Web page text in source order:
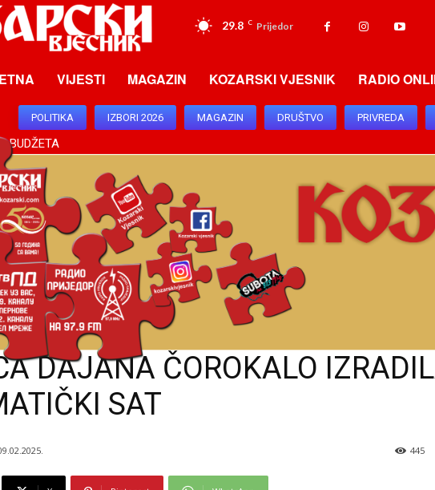
29.8 C Prijedor
VIJESTI MAGAZIN KOZARSKI VJESNIK RADIO
POLITIKA IZBORI 2026 MAGAZIN DRUŠTVO PRIVREDA
FEST 2026”
DAJANA ČOROKALO
SAT
445